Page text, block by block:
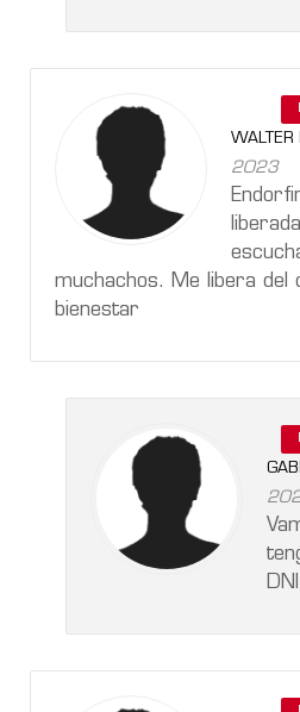
WALTER
2023
muchachos. Me libera del
bienestar